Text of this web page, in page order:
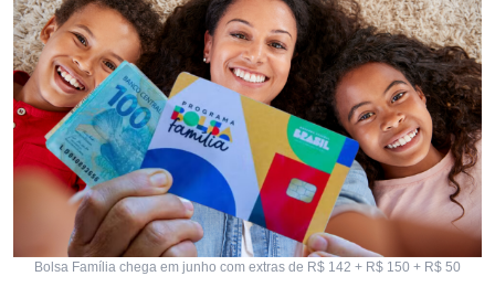
Bolsa Família chega em junho com extras de R$ 142 + R$ 150 + R$ 50